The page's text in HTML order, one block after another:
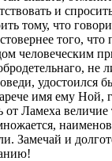
и
тому, что
того,
человеческим
не
имя ему Ной,
Ламеха
Замечай и